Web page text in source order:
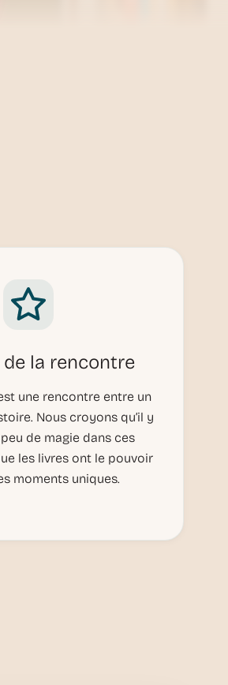
de la rencontre
une rencontre entre un
Nous croyons qu’il y
de magie dans ces
les livres ont le pouvoir
moments uniques.